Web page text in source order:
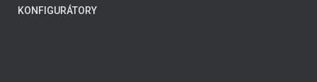
KONFIGURÁTORY